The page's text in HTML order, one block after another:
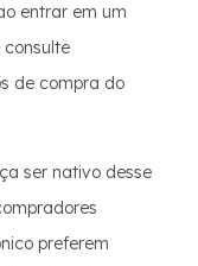
entrar em um
de compra do
ser nativo desse
preferem